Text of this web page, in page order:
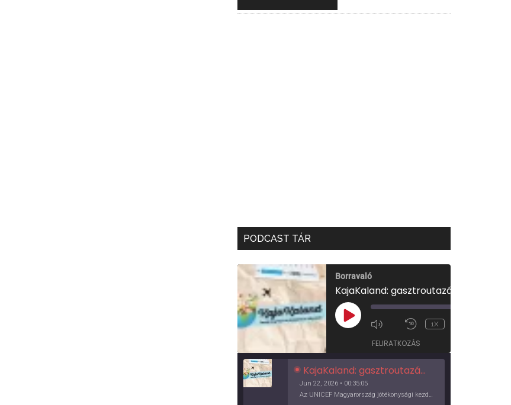
PODCAST TÁR
Borravaló
PLAY
EPISODE
1X
FELIRATKOZÁS
KajaKaland: gasztroutazás a föld körül
Jun 22, 2026 • 00:35:05
Az UNICEF Magyarország jótékonysági kezdeményezése izgalmas, egész éves világkörüli ízutazásra hív, igazi családi program és gasztroedukáció, illetve segítség a rászorulóknak is egyben.